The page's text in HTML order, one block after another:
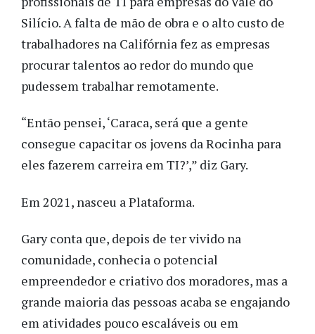
Silício. A falta de mão de obra e o alto custo de
trabalhadores na Califórnia fez as empresas
procurar talentos ao redor do mundo que
pudessem trabalhar remotamente.
“Então pensei, ‘Caraca, será que a gente
consegue capacitar os jovens da Rocinha para
eles fazerem carreira em TI?’,” diz Gary.
Em 2021, nasceu a Plataforma.
Gary conta que, depois de ter vivido na
comunidade, conhecia o potencial
empreendedor e criativo dos moradores, mas a
grande maioria das pessoas acaba se engajando
em atividades pouco escaláveis ou em